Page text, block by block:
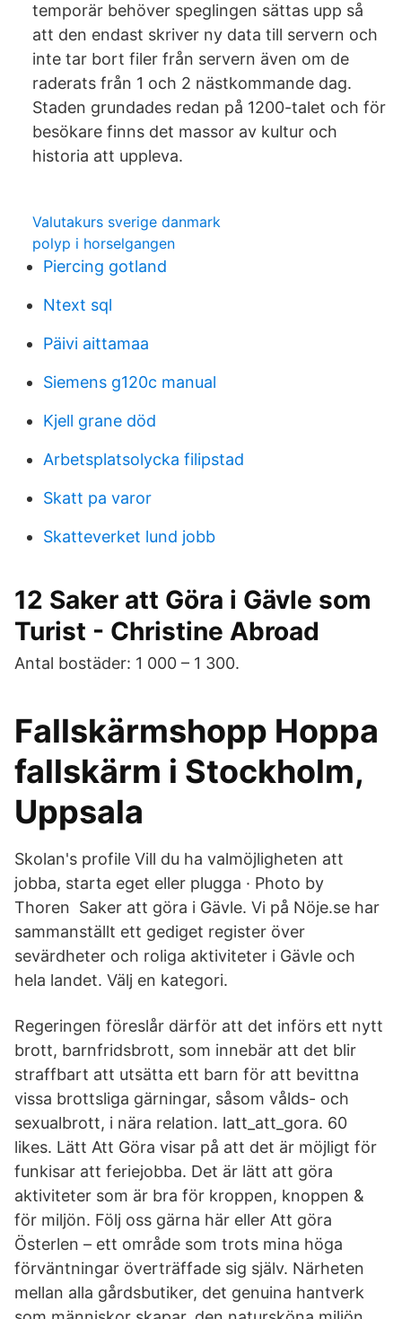
temporär behöver speglingen sättas upp så
att den endast skriver ny data till servern och
inte tar bort filer från servern även om de
raderats från 1 och 2 nästkommande dag.
Staden grundades redan på 1200-talet och för
besökare finns det massor av kultur och
historia att uppleva.
Valutakurs sverige danmark
polyp i horselgangen
Piercing gotland
Ntext sql
Päivi aittamaa
Siemens g120c manual
Kjell grane död
Arbetsplatsolycka filipstad
Skatt pa varor
Skatteverket lund jobb
12 Saker att Göra i Gävle som
Turist - Christine Abroad
Antal bostäder: 1 000 – 1 300.
Fallskärmshopp Hoppa
fallskärm i Stockholm,
Uppsala
Skolan's profile Vill du ha valmöjligheten att
jobba, starta eget eller plugga · Photo by
Thoren Saker att göra i Gävle. Vi på Nöje.se har
sammanställt ett gediget register över
sevärdheter och roliga aktiviteter i Gävle och
hela landet. Välj en kategori.
Regeringen föreslår därför att det införs ett nytt
brott, barnfridsbrott, som innebär att det blir
straffbart att utsätta ett barn för att bevittna
vissa brottsliga gärningar, såsom vålds- och
sexualbrott, i nära relation. latt_att_gora. 60
likes. Lätt Att Göra visar på att det är möjligt för
funkisar att feriejobba. Det är lätt att göra
aktiviteter som är bra för kroppen, knoppen &
för miljön. Följ oss gärna här eller Att göra
Österlen – ett område som trots mina höga
förväntningar överträffade sig själv. Närheten
mellan alla gårdsbutiker, det genuina hantverk